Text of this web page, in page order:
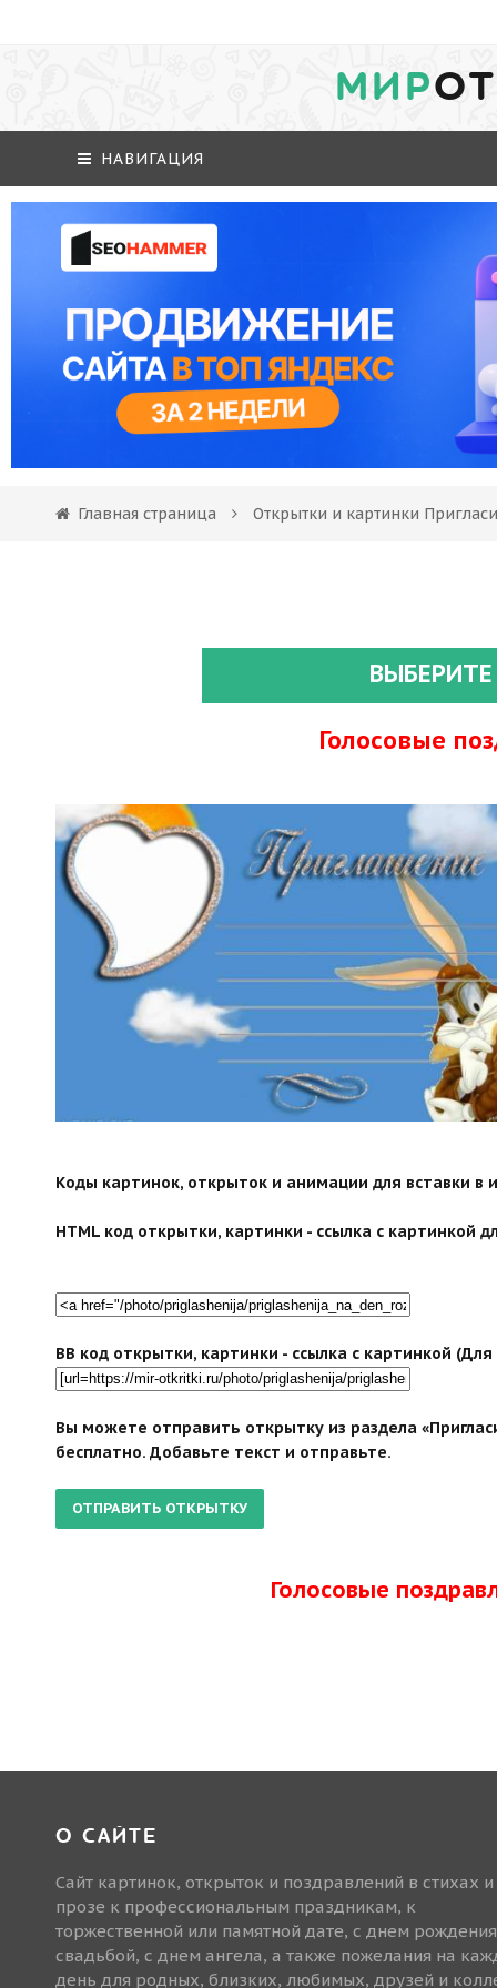
МИР
НАВИГАЦИЯ
Главная страница Открытки и картинки
Голосовые
Коды картинок, открыток и анимации для вставки в
HTML код открытки, картинки - ссылка с картинкой
BB код открытки, картинки - ссылка с картинкой
Вы можете отправить открытку из раздела
бесплатно. Добавьте текст и отправьте.
Голосовые
О САЙТЕ
Сайт картинок, открыток и поздравлений в стихах и
прозе к профессиональным праздникам, к
торжественной или памятной дате, с днем
свадьбой, с днем ангела, а также пожелания на
день для родных, близких, любимых, друзей и